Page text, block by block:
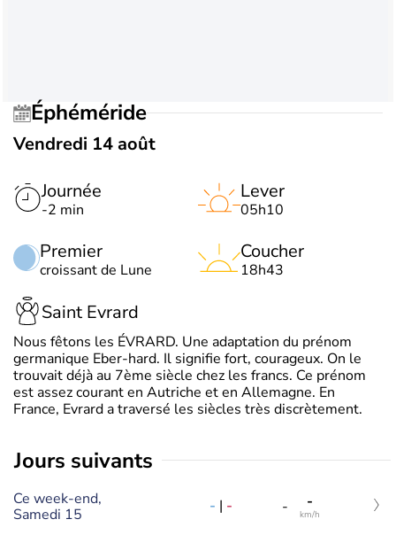
Éphéméride
Vendredi 14 août
Journée
-2 min
Premier
croissant de Lune
Lever
05h10
Coucher
18h43
Saint Evrard
Nous fêtons les ÉVRARD. Une adaptation du prénom
germanique Eber-hard. Il signifie fort, courageux. On le
trouvait déjà au 7ème siècle chez les francs. Ce prénom
est assez courant en Autriche et en Allemagne. En
France, Evrard a traversé les siècles très discrètement.
jours suivants
Ce week-end,
Samedi 15
- | - - -
km/h